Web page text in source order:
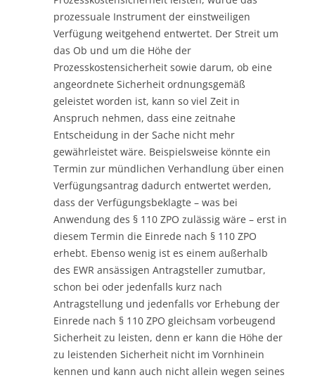
prozessuale Instrument der einstweiligen
Verfügung weitgehend entwertet. Der Streit um
das Ob und um die Höhe der
Prozesskostensicherheit sowie darum, ob eine
angeordnete Sicherheit ordnungsgemäß
geleistet worden ist, kann so viel Zeit in
Anspruch nehmen, dass eine zeitnahe
Entscheidung in der Sache nicht mehr
gewährleistet wäre. Beispielsweise könnte ein
Termin zur mündlichen Verhandlung über einen
Verfügungsantrag dadurch entwertet werden,
dass der Verfügungsbeklagte – was bei
Anwendung des § 110 ZPO zulässig wäre – erst in
diesem Termin die Einrede nach § 110 ZPO
erhebt. Ebenso wenig ist es einem außerhalb
des EWR ansässigen Antragsteller zumutbar,
schon bei oder jedenfalls kurz nach
Antragstellung und jedenfalls vor Erhebung der
Einrede nach § 110 ZPO gleichsam vorbeugend
Sicherheit zu leisten, denn er kann die Höhe der
zu leistenden Sicherheit nicht im Vornhinein
kennen und kann auch nicht allein wegen seines